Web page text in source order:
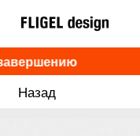
Назад